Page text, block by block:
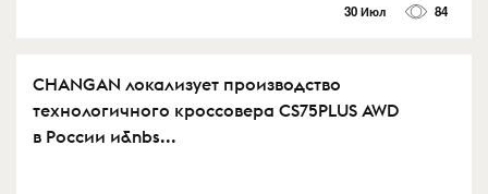
30 Июл 84
CHANGAN локализует производство
технологичного кроссовера CS75PLUS AWD
в России и&nbs...